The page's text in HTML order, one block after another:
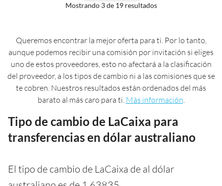
Mostrando 3 de 19 resultados
Queremos encontrar la mejor oferta para ti. Por lo tanto,
aunque podemos recibir una comisión por invitación si eliges
uno de estos proveedores, esto no afectará a la clasificación
del proveedor, a los tipos de cambio ni a las comisiones que se
te cobren. Nuestros resultados están ordenados del más
barato al más caro para ti. Más información
Tipo de cambio de LaCaixa para
transferencias en dólar australiano
El tipo de cambio de LaCaixa de al dólar